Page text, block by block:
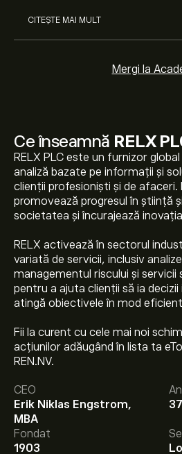
Ce înseamnă RELX
RELX PLC este un furnizor
analiză bazate pe informații și
clienții profesioniști și de afaceri.
promovează progresul în știință
societatea și încurajează
RELX activează în sectorul
variată de servicii, inclusiv
managementul riscului și servicii
pentru a ajuta clienții să ia
atingă obiectivele în mod
Fii la curent cu cele mai noi
acțiunilor adăugând în lista ta
REN.NV.
CEO
Erik Niklas Engstrom,
MBA
Fondat
1903
CITEȘTE MAI MULT
Mergi la
Prețul actual al acțiunilor
Prețul țintă mediu pentru
30.84‎€‎.
previziunile analiștilor și ținte de